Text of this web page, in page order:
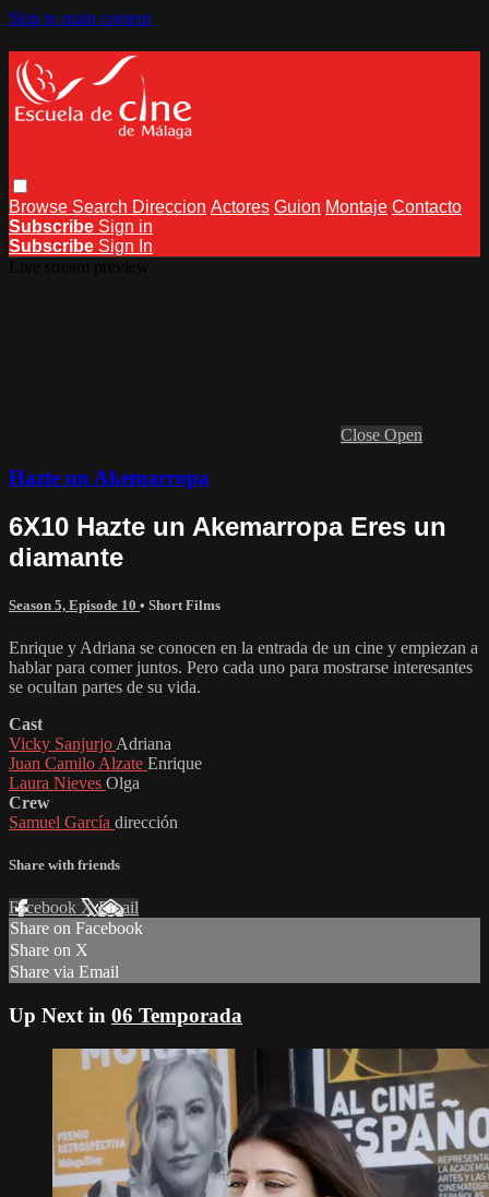
Skip to main content
Browse Search Direccion Actores Guion Montaje Contacto
Subscribe Sign in
Subscribe Sign In
Close Open
Hazte un Akemarropa
6X10 Hazte un Akemarropa Eres un
diamante
Season 5, Episode 10 • Short Films
Enrique y Adriana se conocen en la entrada de un cine y empiezan a
hablar para comer juntos. Pero cada uno para mostrarse interesantes
se ocultan partes de su vida.
Cast
Vicky Sanjurjo Adriana
Juan Camilo Alzate Enrique
Laura Nieves Olga
Crew
Samuel García dirección
Share with friends
Facebook XEmail
Share on Facebook
Share on X
Share via Email
Up Next in 06 Temporada